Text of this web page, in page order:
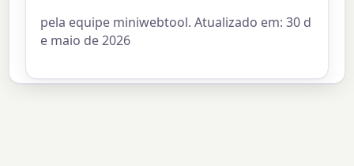
pela equipe miniwebtool. Atualizado em: 30 d
e maio de 2026